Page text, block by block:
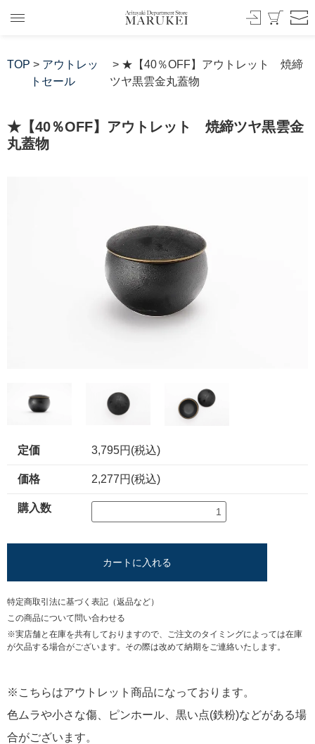
TOP > アウトレッ
トセール
> ★【40％OFF】アウトレット 焼締
ツヤ黒雲金丸蓋物
★【40％OFF】アウトレット 焼締ツヤ黒雲金
丸蓋物
定価 3,795円(税込)
価格 2,277円(税込)
購入数
カートに入れる
特定商取引法に基づく表記（返品など）
この商品について問い合わせる
※実店舗と在庫を共有しておりますので、ご注文のタイミングによっては在庫
が欠品する場合がございます。その際は改めて納期をご連絡いたします。
※こちらはアウトレット商品になっております。
色ムラや小さな傷、ピンホール、黒い点(鉄粉)などがある場
合がございます。